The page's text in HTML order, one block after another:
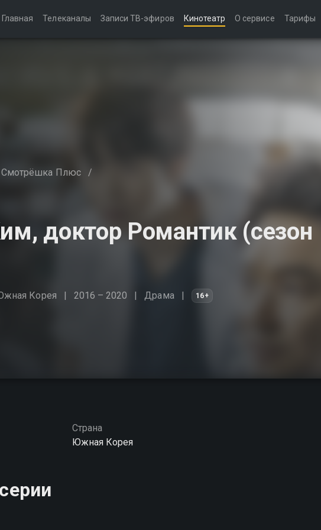
Главная Телеканалы Записи ТВ-эфиров Кинотеатр О сервисе Тарифы
Смотрёшка Плюс /
доктор Романтик (сезон
Корея 2016 – 2020 Драма 16+
Страна
Южная Корея